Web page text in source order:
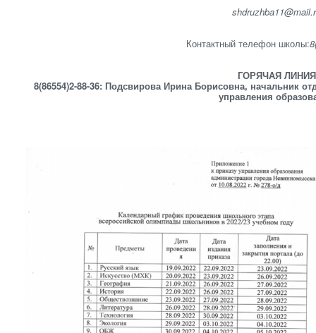
Контактный телефон школы:
ГОРЯЧАЯ
8(86554)2-88-36: Подсвирова Ирина Борисовна, начальник
управления